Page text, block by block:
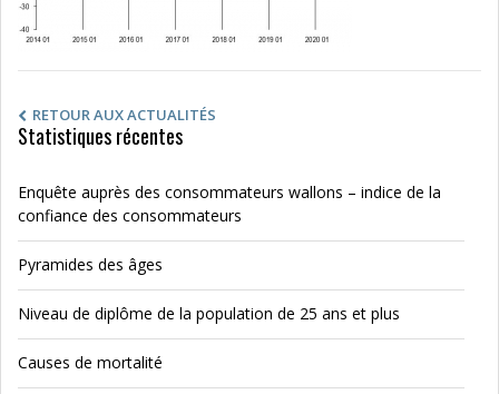
RETOUR AUX ACTUALITÉS
Statistiques récentes
Enquête auprès des consommateurs wallons – indice de la
confiance des consommateurs
Pyramides des âges
Niveau de diplôme de la population de 25 ans et plus
Causes de mortalité